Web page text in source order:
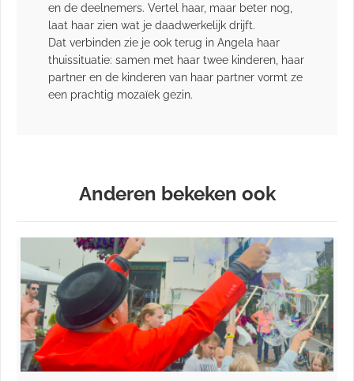
en de deelnemers. Vertel haar, maar beter nog,
laat haar zien wat je daadwerkelijk drijft.
Dat verbinden zie je ook terug in Angela haar
thuissituatie: samen met haar twee kinderen, haar
partner en de kinderen van haar partner vormt ze
een prachtig mozaïek gezin.
Anderen bekeken ook